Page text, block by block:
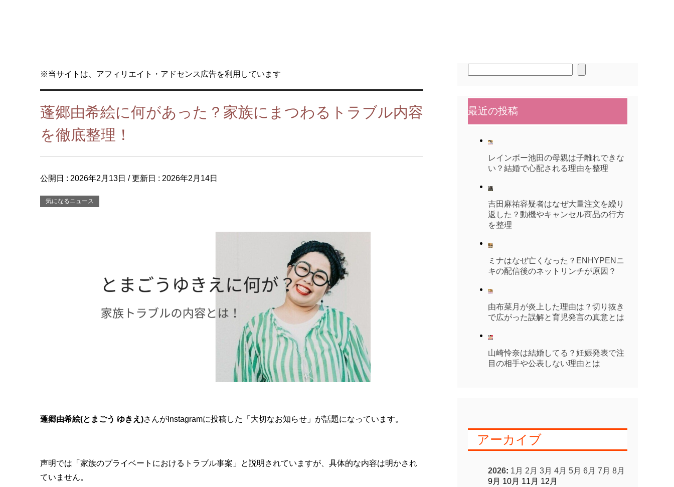
※当サイトは、アフィリエイト・アドセンス広告を利用しています
蓬郷由希絵に何があった？家族にまつわるトラブル内容
を徹底整理！
公開日 : 2026年2月13日 / 更新日 : 2026年2月14日
気になるニュース
蓬郷由希絵(とまごう ゆきえ)さんがInstagramに投稿した「大切なお知らせ」が話題になっています。
声明では「家族のプライベートにおけるトラブル事案」と説明されていますが、具体的な内容は明かされ
ていません。
索
最近の投稿
レインボー池田の母親は子離れできな
い？結婚で心配される理由を整理
吉田麻祐容疑者はなぜ大量注文を繰り
返した？動機やキャンセル商品の行方
を整理
ミナはなぜ亡くなった？ENHYPENニ
キの配信後のネットリンチが原因？
由布菜月が炎上した理由は？切り抜き
で広がった誤解と育児発言の真意とは
山崎怜奈は結婚してる？妊娠発表で注
目の相手や公表しない理由とは
アーカイブ
2026: 1月 2月 3月 4月 5月 6月 7月 8月
9月 10月 11月 12月